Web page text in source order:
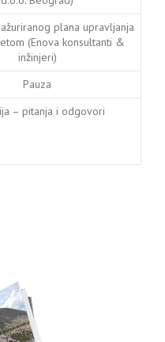
plana upravljanja
(Enova konsultanti &
inžinjeri)
Pauza
– pitanja i odgovori